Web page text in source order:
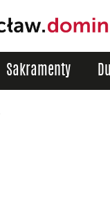
Sakramenty